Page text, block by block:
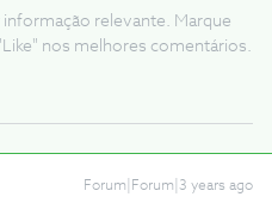
relevante. Marque
nos melhores comentários.
Forum|Forum|3 years ago